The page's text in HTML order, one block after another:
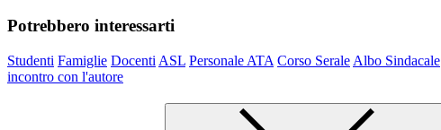
Potrebbero interessarti
Studenti Famiglie Docenti ASL Personale ATA Corso Serale Albo Sindacale
incontro con l'autore